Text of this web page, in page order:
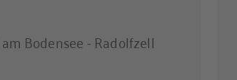
Bodensee - Radolfzell